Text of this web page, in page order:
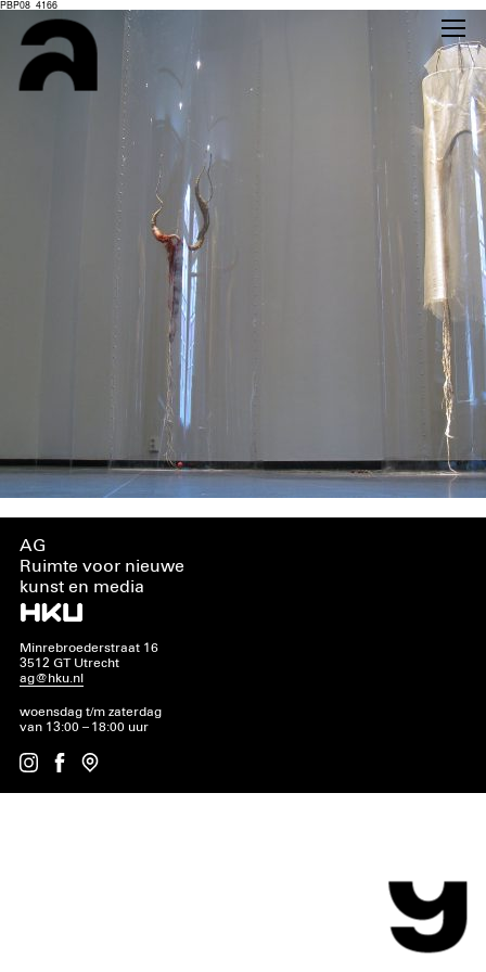
PBP08_4166
AG
Ruimte voor nieuwe
kunst en media
Minrebroederstraat 16
3512 GT Utrecht
ag@hku.nl
woensdag t/m zaterdag
van 13:00 – 18:00 uur